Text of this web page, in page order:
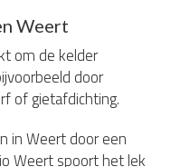
Weert
om de kelder
door
of gietafdichting.
in Weert door een
Weert spoort het lek